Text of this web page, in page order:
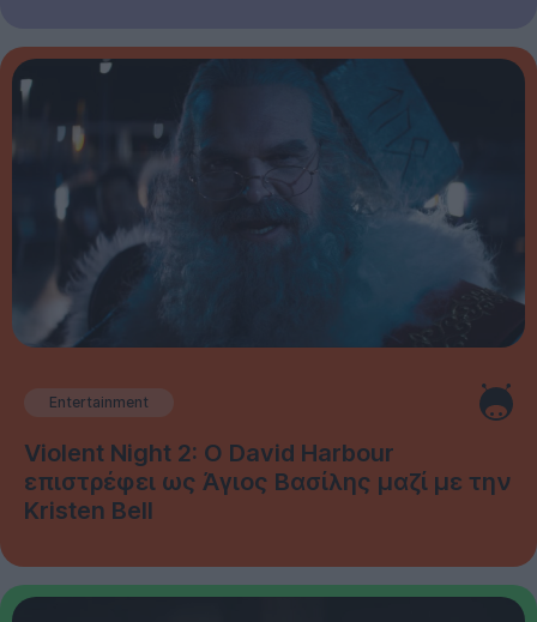
Entertainment
Violent Night 2: Ο David Harbour
επιστρέφει ως Άγιος Βασίλης μαζί με την
Kristen Bell